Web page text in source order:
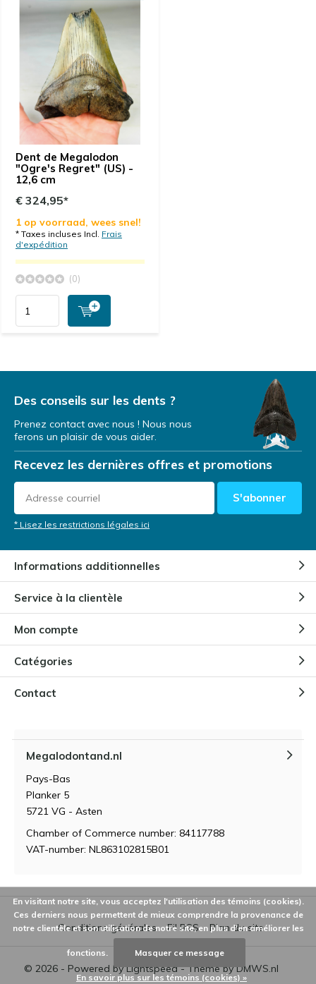
Dent de Megalodon
"Ogre's Regret" (US) -
12,6 cm
€ 324,95*
1 op voorraad, wees snel!
* Taxes incluses Incl. Frais
d'expédition
(0)
Des conseils sur les dents ?
Prenez contact avec nous ! Nous nous
ferons un plaisir de vous aider.
Recevez les dernières offres et promotions
S'abonner
* Lisez les restrictions légales ici
Informations additionnelles
Service à la clientèle
Mon compte
Catégories
Contact
Megalodontand.nl
Pays-Bas
Planker 5
5721 VG - Asten
Chamber of Commerce number: 84117788
VAT-number: NL863102815B01
© 2026 - Powered byLightspeed- Theme byDMWS.nl
Conditions générales Fil RSS Plan du site
En visitant notre site, vous acceptez l'utilisation des témoins (cookies).
Ces derniers nous permettent de mieux comprendre la provenance de
notre clientèle et son utilisation de notre site, en plus d'en améliorer les
fonctions. Masquer ce message
En savoir plus sur les témoins (cookies) »